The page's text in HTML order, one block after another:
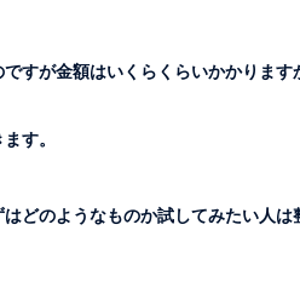
すが金額はいくらくらいかかります
す。
どのようなものか試してみたい人